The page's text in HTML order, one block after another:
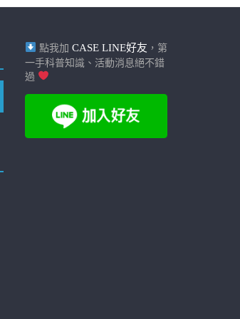
點我加 CASE LINE好友 ，第
一手科普知識、活動消息絕不錯
過